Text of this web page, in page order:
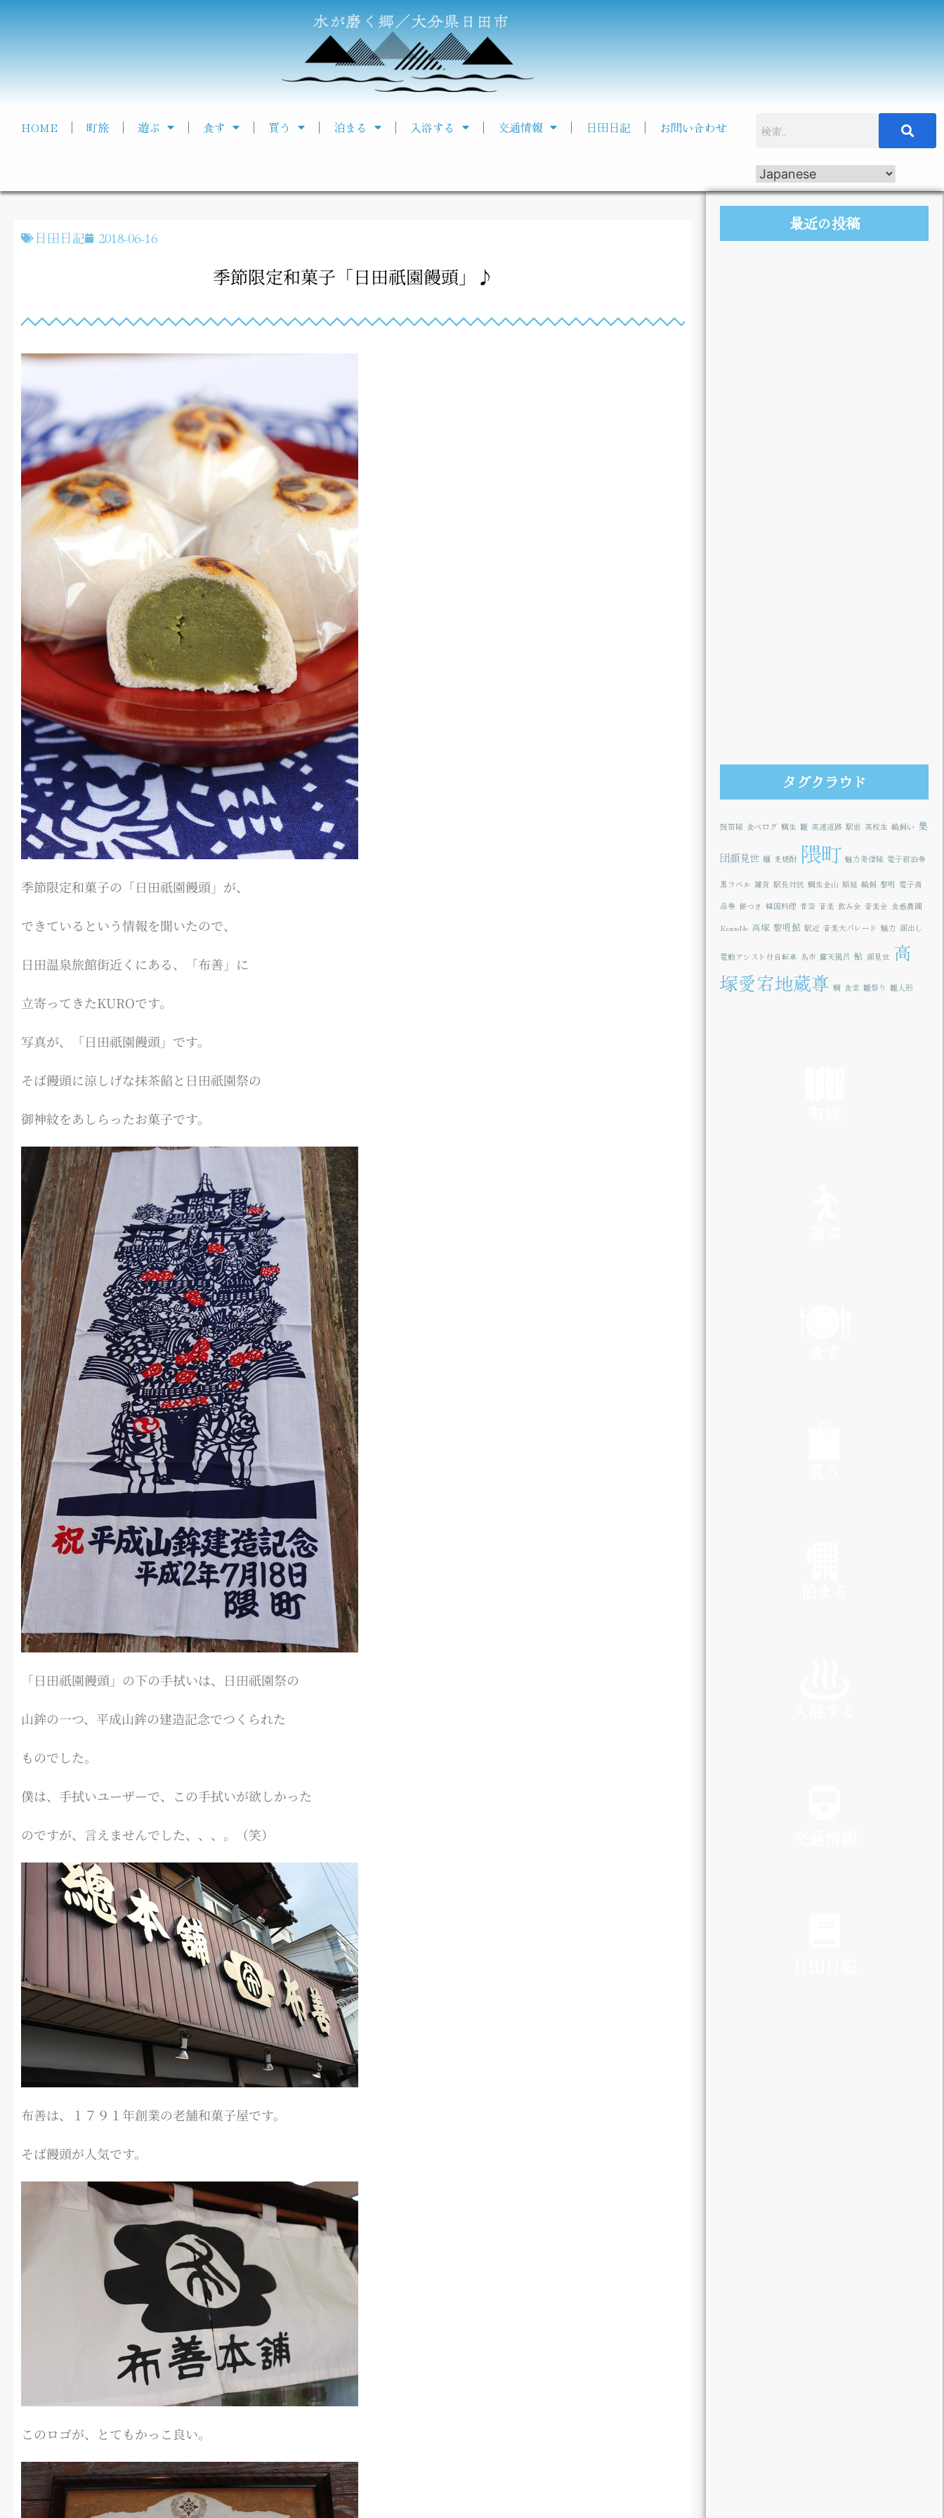
HOME 町旅 遊ぶ 食す 買う 泊まる 入浴する 交通情報 日田日記 お問い合わせ
日田日記 2018-06-16
季節限定和菓子「日田祇園饅頭」♪
季節限定和菓子の「日田祇園饅頭」が、
できているという情報を聞いたので、
日田温泉旅館街近くにある、「布善」に
立寄ってきたKUROです。
写真が、「日田祇園饅頭」です。
そば饅頭に涼しげな抹茶餡と日田祇園祭の
御神紋をあしらったお菓子です。
「日田祇園饅頭」の下の手拭いは、日田祇園祭の
山鉾の一つ、平成山鉾の建造記念でつくられた
ものでした。
僕は、手拭いユーザーで、この手拭いが欲しかった
のですが、言えませんでした、、、。（笑）
布善は、１７９１年創業の老舗和菓子屋です。
そば饅頭が人気です。
このロゴが、とてもかっこ良い。
最近の投稿
タグクラウド
鼓笛隊 食べログ 鯛生 雛 高速道路 駅前 高校生 鵜飼い 集
団顔見世 麺 麦焼酎 隈町 魅力発信隊 電子宿泊券
黒ラベル 雑貨 駅長対抗 鯛生金山 順延 鵜飼 黎明 電子商
品券 餅つき 韓国料理 青空 音楽 飲み会 音楽会 食感農園
KazetoNe 高塚 黎明館 駅近 音楽大パレード 魅力 顔出し
電動アシスト付自転車 鳥市 露天風呂 鮎 顔見世 高
塚愛宕地蔵尊 鯛 食堂 雛祭り 雛人形